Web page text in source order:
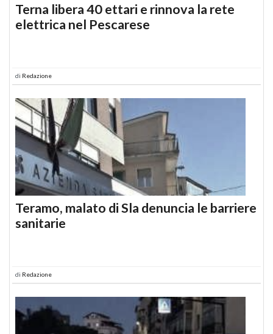
Terna libera 40 ettari e rinnova la rete
elettrica nel Pescarese
di Redazione
Teramo, malato di Sla denuncia le barriere
sanitarie
di Redazione